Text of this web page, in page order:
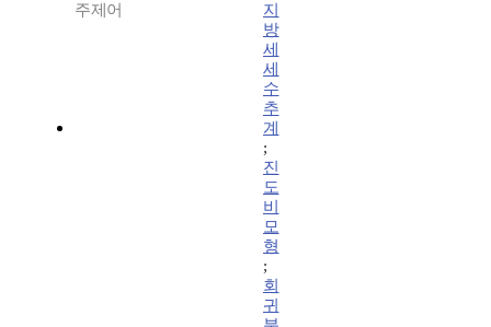
주제어
지
방
세
세
수
추
계
;
진
도
비
모
형
;
회
귀